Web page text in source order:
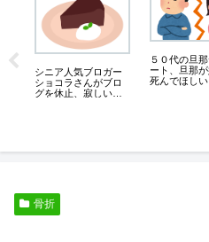
シニア人気ブロガー
ショコラさんがブロ
グを休止、寂しいで
５０代の旦
ート、旦那
死んでほしい
骨折